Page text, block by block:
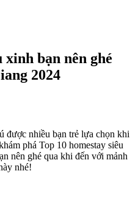
xinh bạn nên ghé
2024
được nhiều bạn trẻ lựa chọn khi
phá Top 10 homestay siêu
nên ghé qua khi đến với mảnh
nhé!